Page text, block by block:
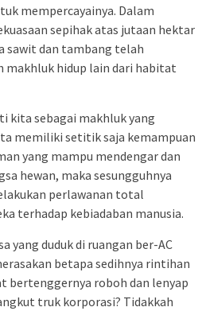
mempercayainya. Dalam
sepihak atas jutaan hektar
sawit dan tambang telah
makhluk hidup lain dari habitat
kita sebagai makhluk yang
memiliki setitik saja kemampuan
yang mampu mendengar dan
hewan, maka sesungguhnya
perlawanan total
terhadap kebiadaban manusia.
yang duduk di ruangan ber-AC
betapa sedihnya rintihan
bertenggernya roboh dan lenyap
truk korporasi? Tidakkah